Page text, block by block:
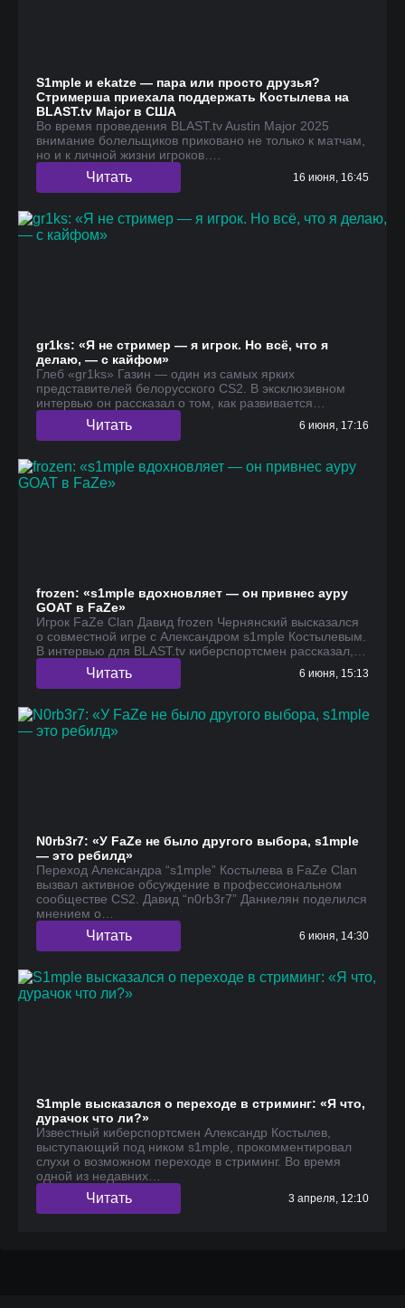
S1mple и ekatze — пара или просто друзья?
Стримерша приехала поддержать Костылева на
BLAST.tv Major в США
Во время проведения BLAST.tv Austin Major 2025
внимание болельщиков приковано не только к матчам,
но и к личной жизни игроков….
Читать 16 июня, 16:45
gr1ks: «Я не стример — я игрок. Но всё, что я
делаю, — с кайфом»
Глеб «gr1ks» Газин — один из самых ярких
представителей белорусского CS2. В эксклюзивном
интервью он рассказал о том, как развивается…
Читать 6 июня, 17:16
frozen: «s1mple вдохновляет — он привнес ауру
GOAT в FaZe»
Игрок FaZe Clan Давид frozen Чернянский высказался
о совместной игре с Александром s1mple Костылевым.
В интервью для BLAST.tv киберспортсмен рассказал,…
Читать 6 июня, 15:13
N0rb3r7: «У FaZe не было другого выбора, s1mple
— это ребилд»
Переход Александра “s1mple” Костылева в FaZe Clan
вызвал активное обсуждение в профессиональном
сообществе CS2. Давид “n0rb3r7” Даниелян поделился
мнением о…
Читать 6 июня, 14:30
S1mple высказался о переходе в стриминг: «Я что,
дурачок что ли?»
Известный киберспортсмен Александр Костылев,
выступающий под ником s1mple, прокомментировал
слухи о возможном переходе в стриминг. Во время
одной из недавних…
Читать 3 апреля, 12:10